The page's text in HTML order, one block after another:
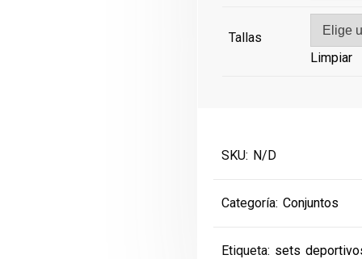
Tallas
Limpiar
SKU: N/D
Categoría:Conjuntos
Etiqueta: sets